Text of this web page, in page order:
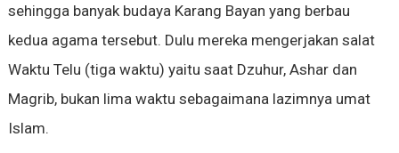
sehingga banyak budaya Karang Bayan yang berbau
kedua agama tersebut. Dulu mereka mengerjakan salat
Waktu Telu (tiga waktu) yaitu saat Dzuhur, Ashar dan
Magrib, bukan lima waktu sebagaimana lazimnya umat
Islam.